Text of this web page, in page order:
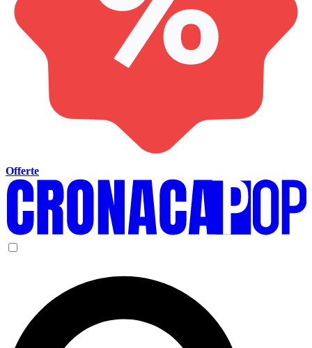
Offerte